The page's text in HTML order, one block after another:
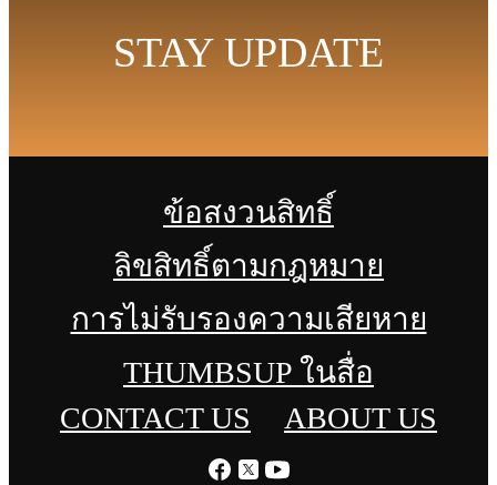
STAY UPDATE
ข้อสงวนสิทธิ์
ลิขสิทธิ์ตามกฎหมาย
การไม่รับรองความเสียหาย
THUMBSUP ในสื่อ
CONTACT US
ABOUT US